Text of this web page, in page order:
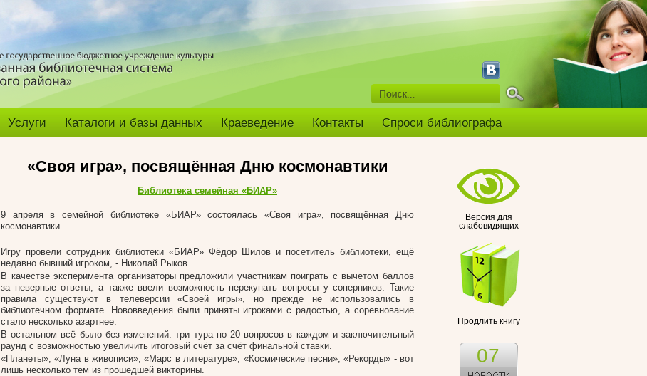
Услуги Каталоги и базы данных Краеведение Контакты Спроси библиографа
Версия для
слабовидящих
Продлить книгу
07
«Своя игра», посвящённая Дню космонавтики
Библиотека семейная «БИАР»
9 апреля в семейной библиотеке «БИАР» состоялась «Своя игра», посвящённая Дню
космонавтики.
Игру провели сотрудник библиотеки «БИАР» Фёдор Шилов и посетитель библиотеки, ещё
недавно бывший игроком, - Николай Рыков.
В качестве эксперимента организаторы предложили участникам поиграть с вычетом баллов
за неверные ответы, а также ввели возможность перекупать вопросы у соперников. Такие
правила существуют в телеверсии «Своей игры», но прежде не использовались в
библиотечном формате. Нововведения были приняты игроками с радостью, а соревнование
стало несколько азартнее.
В остальном всё было без изменений: три тура по 20 вопросов в каждом и заключительный
раунд с возможностью увеличить итоговый счёт за счёт финальной ставки.
«Планеты», «Луна в живописи», «Марс в литературе», «Космические песни», «Рекорды» - вот
лишь несколько тем из прошедшей викторины.